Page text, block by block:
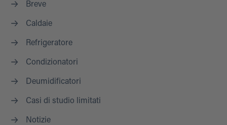
Breve
Caldaie
Refrigeratore
Condizionatori
Deumidificatori
Casi di studio limitati
Notizie